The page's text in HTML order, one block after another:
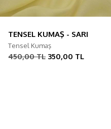
TENSEL KUMAŞ - SARI
Tensel Kumaş
450,00 TL 350,00 TL